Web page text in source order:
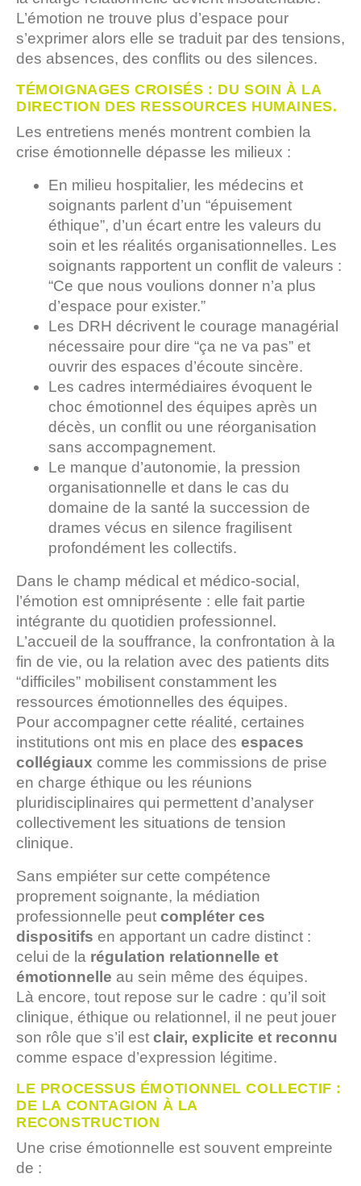
L’émotion ne trouve plus d’espace pour
s’exprimer alors elle se traduit par des tensions,
des absences, des conflits ou des silences.
TÉMOIGNAGES CROISÉS : DU SOIN À LA
DIRECTION DES RESSOURCES HUMAINES.
Les entretiens menés montrent combien la
crise émotionnelle dépasse les milieux :
En milieu hospitalier, les médecins et
soignants parlent d’un “épuisement
éthique”, d’un écart entre les valeurs du
soin et les réalités organisationnelles. Les
soignants rapportent un conflit de valeurs :
“Ce que nous voulions donner n’a plus
d’espace pour exister.”
Les DRH décrivent le courage managérial
nécessaire pour dire “ça ne va pas” et
ouvrir des espaces d’écoute sincère.
Les cadres intermédiaires évoquent le
choc émotionnel des équipes après un
décès, un conflit ou une réorganisation
sans accompagnement.
Le manque d’autonomie, la pression
organisationnelle et dans le cas du
domaine de la santé la succession de
drames vécus en silence fragilisent
profondément les collectifs.
Dans le champ médical et médico-social,
l’émotion est omniprésente : elle fait partie
intégrante du quotidien professionnel.
L’accueil de la souffrance, la confrontation à la
fin de vie, ou la relation avec des patients dits
“difficiles” mobilisent constamment les
ressources émotionnelles des équipes.
Pour accompagner cette réalité, certaines
institutions ont mis en place des espaces
collégiaux comme les commissions de prise
en charge éthique ou les réunions
pluridisciplinaires qui permettent d’analyser
collectivement les situations de tension
clinique.
Sans empiéter sur cette compétence
proprement soignante, la médiation
professionnelle peut compléter ces
dispositifs en apportant un cadre distinct :
celui de la régulation relationnelle et
émotionnelle au sein même des équipes.
Là encore, tout repose sur le cadre : qu’il soit
clinique, éthique ou relationnel, il ne peut jouer
son rôle que s’il est clair, explicite et reconnu
comme espace d’expression légitime.
LE PROCESSUS ÉMOTIONNEL COLLECTIF :
DE LA CONTAGION À LA
RECONSTRUCTION
Une crise émotionnelle est souvent empreinte
de :